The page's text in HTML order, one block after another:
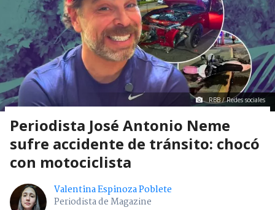
RBB / Redes sociales
Periodista José Antonio Neme
sufre accidente de tránsito: chocó
con motociclista
Valentina Espinoza Poblete
Periodista de Magazine